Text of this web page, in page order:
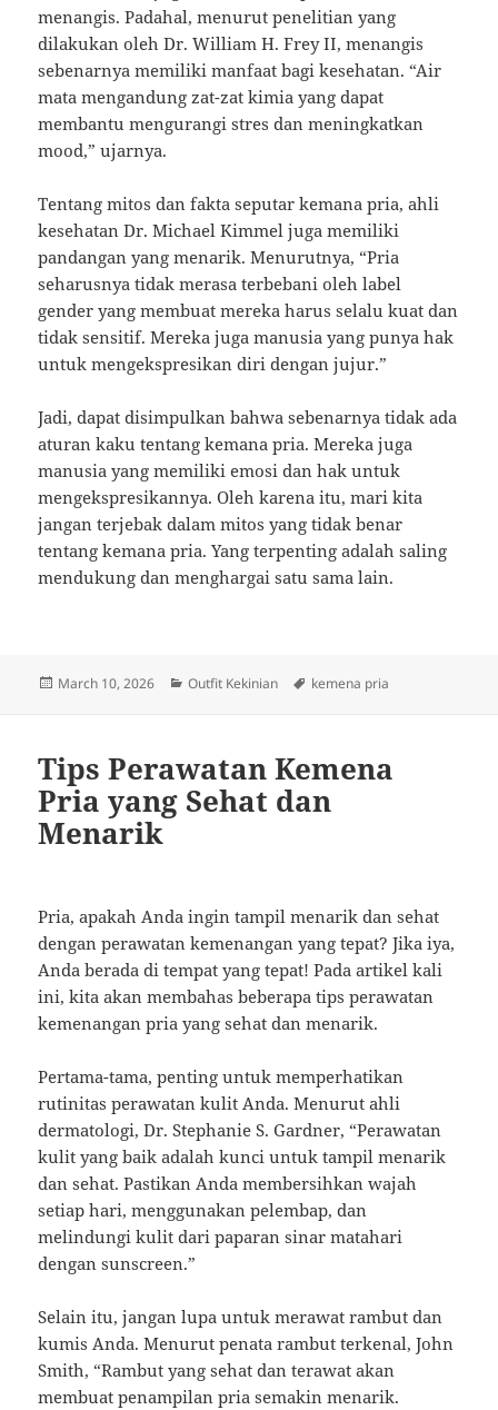
menangis. Padahal, menurut penelitian yang
dilakukan oleh Dr. William H. Frey II, menangis
sebenarnya memiliki manfaat bagi kesehatan. “Air
mata mengandung zat-zat kimia yang dapat
membantu mengurangi stres dan meningkatkan
mood,” ujarnya.
Tentang mitos dan fakta seputar kemana pria, ahli
kesehatan Dr. Michael Kimmel juga memiliki
pandangan yang menarik. Menurutnya, “Pria
seharusnya tidak merasa terbebani oleh label
gender yang membuat mereka harus selalu kuat dan
tidak sensitif. Mereka juga manusia yang punya hak
untuk mengekspresikan diri dengan jujur.”
Jadi, dapat disimpulkan bahwa sebenarnya tidak ada
aturan kaku tentang kemana pria. Mereka juga
manusia yang memiliki emosi dan hak untuk
mengekspresikannya. Oleh karena itu, mari kita
jangan terjebak dalam mitos yang tidak benar
tentang kemana pria. Yang terpenting adalah saling
mendukung dan menghargai satu sama lain.
Posted
March 10, 2026 Categories
Outfit Kekinian Tags
kemena pria
Tips Perawatan Kemena
Pria yang Sehat dan
Menarik
Pria, apakah Anda ingin tampil menarik dan sehat
dengan perawatan kemenangan yang tepat? Jika iya,
Anda berada di tempat yang tepat! Pada artikel kali
ini, kita akan membahas beberapa tips perawatan
kemenangan pria yang sehat dan menarik.
Pertama-tama, penting untuk memperhatikan
rutinitas perawatan kulit Anda. Menurut ahli
dermatologi, Dr. Stephanie S. Gardner, “Perawatan
kulit yang baik adalah kunci untuk tampil menarik
dan sehat. Pastikan Anda membersihkan wajah
setiap hari, menggunakan pelembap, dan
melindungi kulit dari paparan sinar matahari
dengan sunscreen.”
Selain itu, jangan lupa untuk merawat rambut dan
kumis Anda. Menurut penata rambut terkenal, John
Smith, “Rambut yang sehat dan terawat akan
membuat penampilan pria semakin menarik.